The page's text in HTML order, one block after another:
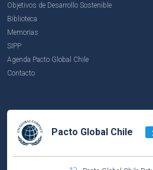
Objetivos de Desarrollo Sostenible
Biblioteca
Memorias
SIPP
Agenda Pacto Global Chile
Contacto
Pacto Global Chile